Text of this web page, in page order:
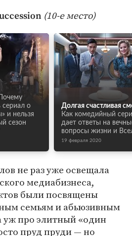
(10-е место)
Почему
сериал о
и нельзя
сезон
Долгая счастливая
Как комедийный
дает ответы на
вопросы жизни и
19 февраля 2020
не раз уже освещала
медиабизнеса,
были посвящены
семьям и абьюзивным
уж про элитный «один
пруд пруди — но